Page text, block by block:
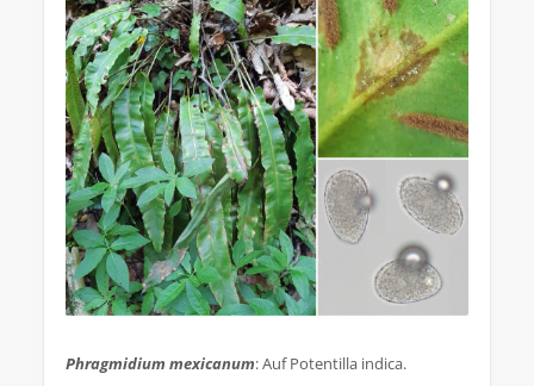
Phragmidium mexicanum: Auf Potentilla indica.